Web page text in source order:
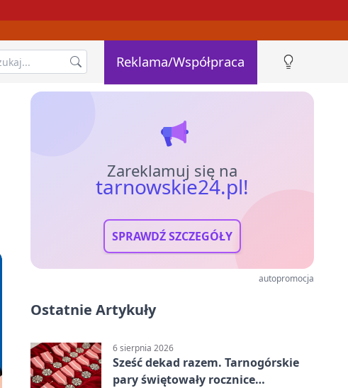
Reklama/Współpraca
Zareklamuj się na
tarnowskie24.pl!
SPRAWDŹ SZCZEGÓŁY
autopromocja
Ostatnie Artykuły
6 sierpnia 2026
Sześć dekad razem. Tarnogórskie
pary świętowały rocznice